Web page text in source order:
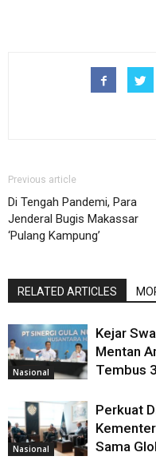
Previous article
Di Tengah Pandemi, Para
Jenderal Bugis Makassar
‘Pulang Kampung’
RELATED ARTICLES
Nasional
Kejar
Mentan
Tembus
Nasional
Perkuat
Sama